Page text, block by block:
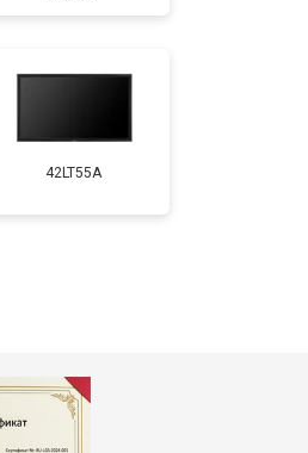
42LT55A